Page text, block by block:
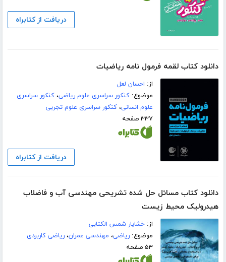
دریافت از کتابراه
دانلود کتاب لقمه فرمول نامه ریاضیات
از: احسان لعل
موضوع:کنکور سراسری علوم ریاضی،کنکور سراسری
علوم انسانی،کنکور سراسری علوم تجربی
۳۳۷ صفحه
دریافت از کتابراه
دانلود کتاب مسائل حل شده تشریحی مهندسی آب و فاضلاب
هیدرولیک محیط زیست
از:خشایار شمس الکتابی
موضوع:ریاضی، مهندسی عمران،ریاضی کاربردی
۵۳ صفحه